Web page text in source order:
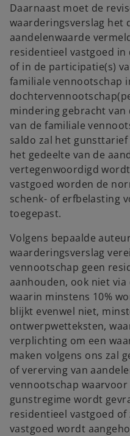
Daarnaast moet de
waarderingsverslag het
aandelenwaarde
residentieel vastgoed
of in de participatie(s)
familiale vennootschap
mindering gebracht
van de familiale
saldo zal het
het gedeelte van de
vertegenwoordigd
vastgoed worden de
schenk- of erfbelasting
toegepast.
Volgens bepaalde
waarderingsverslag
vennootschap geen
aanhouden, ook niet
waarin minstens 10%
blijkt evenwel niet,
ontwerpwetteksten,
verplichting om een
maken volgens ons zal
of vererving van
vennootschap
gunstregime wordt
residentieel vastgoed of
vastgoed wordt